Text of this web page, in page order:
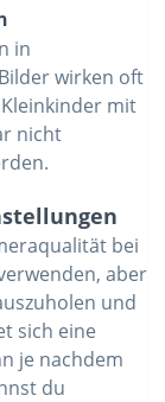
in
wirken oft
mit
nicht
bei
aber
und
sich eine
je nachdem
du